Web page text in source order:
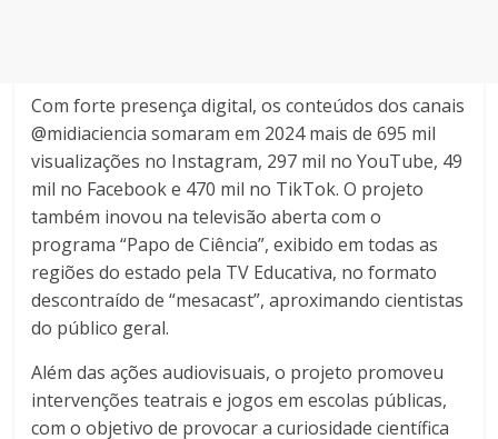
Com forte presença digital, os conteúdos dos canais
@midiaciencia somaram em 2024 mais de 695 mil
visualizações no Instagram, 297 mil no YouTube, 49
mil no Facebook e 470 mil no TikTok. O projeto
também inovou na televisão aberta com o
programa “Papo de Ciência”, exibido em todas as
regiões do estado pela TV Educativa, no formato
descontraído de “mesacast”, aproximando cientistas
do público geral.
Além das ações audiovisuais, o projeto promoveu
intervenções teatrais e jogos em escolas públicas,
com o objetivo de provocar a curiosidade científica